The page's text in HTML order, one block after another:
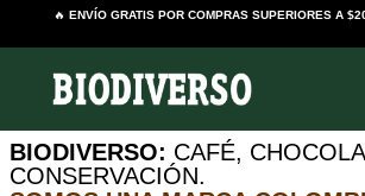
al
contenido
🔥 ENVÍO GRATIS POR COMPRAS SUPERIORES A
BIODIVERSO: CAFÉ,
CONSERVACIÓN.